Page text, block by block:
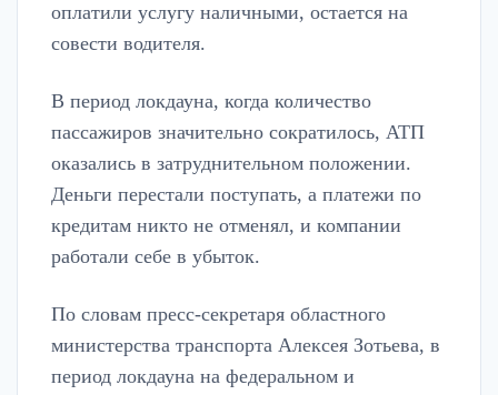
оплатили услугу наличными, остается на
совести водителя.
В период локдауна, когда количество
пассажиров значительно сократилось, АТП
оказались в затруднительном положении.
Деньги перестали поступать, а платежи по
кредитам никто не отменял, и компании
работали себе в убыток.
По словам пресс-секретаря областного
министерства транспорта Алексея Зотьева, в
период локдауна на федеральном и